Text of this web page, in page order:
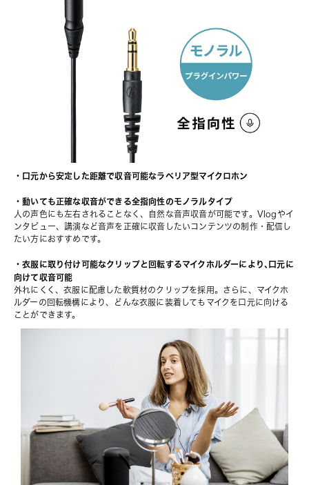
・口元から安定した距離で収音可能なラベリア型マイクロホン
・動いても正確な収音ができる全指向性のモノラルタイプ
人の声色にも左右されることなく、自然な音声収音が可能です。Vlogやイ
ンタビュー、講演など音声を正確に収音したいコンテンツの制作・配信し
たい方におすすめです。
・衣服に取り付け可能なクリップと回転するマイクホルダーにより､口元に
向けて収音可能
外れにくく、衣服に配慮した軟質材のクリップを採用。さらに、マイクホ
ルダーの回転機構により、どんな衣服に装着してもマイクを口元に向ける
ことができます。